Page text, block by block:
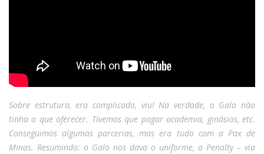
Sobre estrutura, era complicado, viu! Na verdade, o Galo não
tinha o que oferecer. Tivemos que pagar academia, ginásios, etc.
Conseguimos algumas parcerias, mas era tudo com a Pax de
Minas. Resumindo: o Galo nos dava o uniforme, a Penalty – via